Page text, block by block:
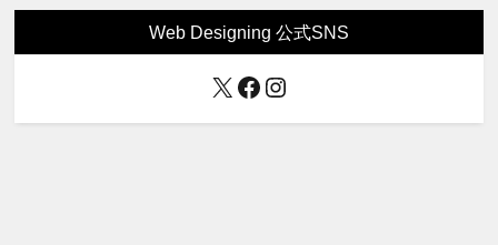
Web Designing 公式SNS
X Facebook
Instagram